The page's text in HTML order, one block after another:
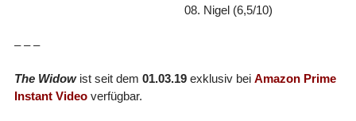
08. Nigel (6,5/10)
– – –
The Widowist seit dem 01.03.19exklusiv bei Amazon Prime
Instant Videoverfügbar.